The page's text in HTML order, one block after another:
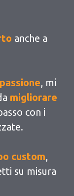
anche a
, mi
migliorare
con i
custom,
su misura